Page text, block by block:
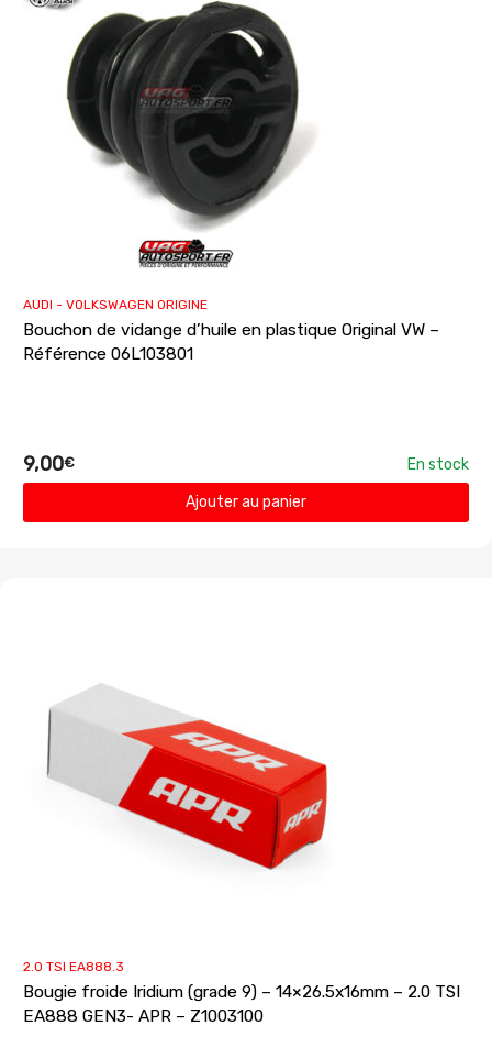
AUDI - VOLKSWAGEN ORIGINE
Bouchon de vidange d’huile en plastique Original VW –
Référence 06L103801
9,00€
En stock
Ajouter au panier
2.0 TSI EA888.3
Bougie froide Iridium (grade 9) – 14×26.5x16mm – 2.0 TSI
EA888 GEN3- APR – Z1003100